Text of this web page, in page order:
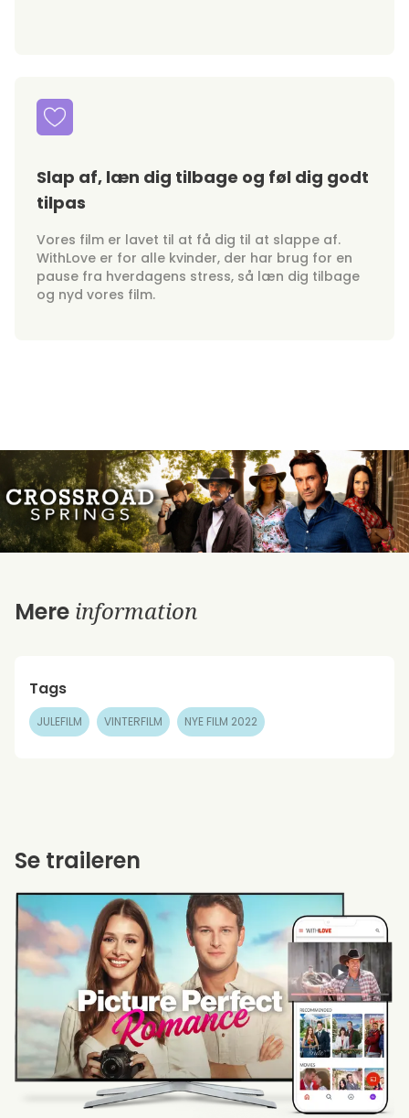
Slap af, læn dig tilbage og føl dig godt
tilpas
Vores film er lavet til at få dig til at slappe af.
WithLove er for alle kvinder, der har brug for en
pause fra hverdagens stress, så læn dig tilbage
og nyd vores film.
Mere information
Tags
JULEFILM VINTERFILM NYE FILM 2022
Se traileren